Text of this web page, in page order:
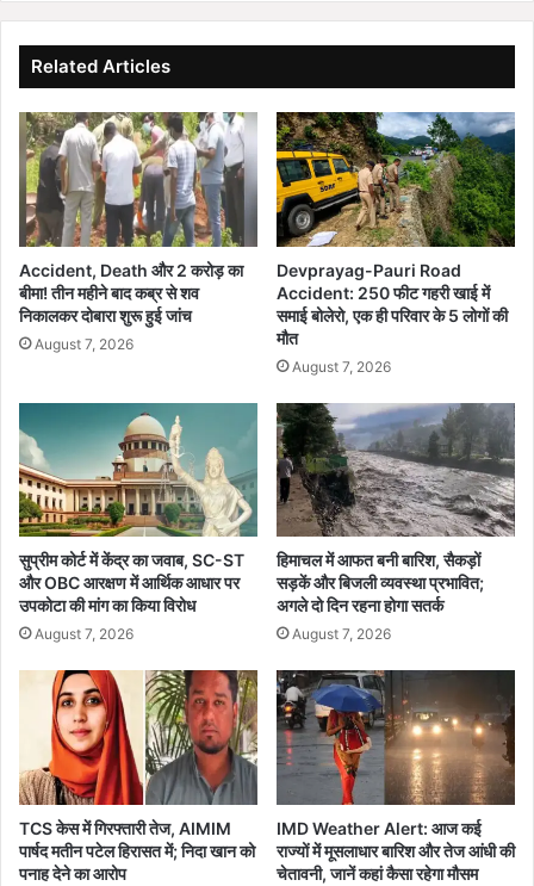
है
ड़ा
रा
ज
नी
क
फे
र
ल
?
v
a
o
n
के
नि
य
म
,
इ
ट
फि
र
हु
ई
ला
इ
व
धा
से
जु
Related Articles
Accident, Death और 2 करोड़ का
बीमा! तीन महीने बाद कब्र से शव
निकालकर दोबारा शुरू हुई जांच
August 7, 2026
Devprayag-Pauri Road
Accident: 250 फीट गहरी खाई में
समाई बोलेरो, एक ही परिवार के 5 लोगों की
मौत
August 7, 2026
सुप्रीम कोर्ट में केंद्र का जवाब, SC-ST
और OBC आरक्षण में आर्थिक आधार पर
उपकोटा की मांग का किया विरोध
August 7, 2026
हिमाचल में आफत बनी बारिश, सैकड़ों
सड़कें और बिजली व्यवस्था प्रभावित;
अगले दो दिन रहना होगा सतर्क
August 7, 2026
TCS केस में गिरफ्तारी तेज, AIMIM
पार्षद मतीन पटेल हिरासत में; निदा खान को
पनाह देने का आरोप
IMD Weather Alert: आज कई
राज्यों में मूसलाधार बारिश और तेज आंधी की
चेतावनी, जानें कहां कैसा रहेगा मौसम